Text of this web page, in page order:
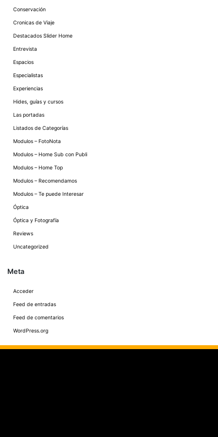
Conservación
Cronicas de Viaje
Destacados Slider Home
Entrevista
Espacios
Especialistas
Experiencias
Hides, guías y cursos
Las portadas
Listados de Categorías
Modulos – FotoNota
Modulos – Home Sub con Publi
Modulos – Home Top
Modulos – Recomendamos
Modulos – Te puede Interesar
Óptica
Óptica y Fotografía
Reviews
Uncategorized
Meta
Acceder
Feed de entradas
Feed de comentarios
WordPress.org